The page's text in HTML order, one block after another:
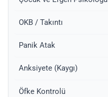
OKB / Takıntı
Panik Atak
Anksiyete (Kaygı)
Öfke Kontrolü